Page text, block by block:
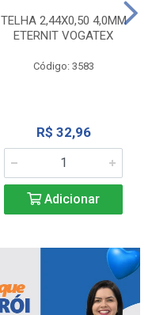
TELHA 2,44X0,50 4,0MM
ETERNIT VOGATEX
Código: 3583
R$ 32,96
Adicionar